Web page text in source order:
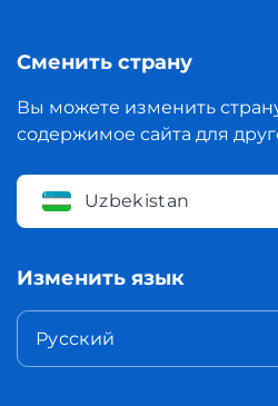
Сменить страну
Вы можете изменить
содержимое сайта для
Uzbekistan
Изменить язык
Русский